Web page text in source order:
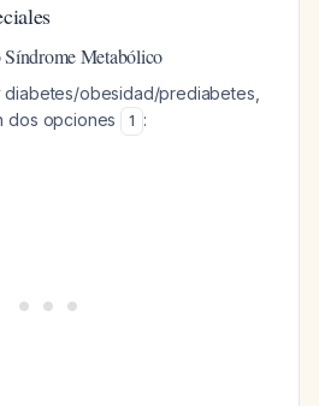
Síndrome Metabólico
diabetes/obesidad/prediabetes,
dos opciones
1 :